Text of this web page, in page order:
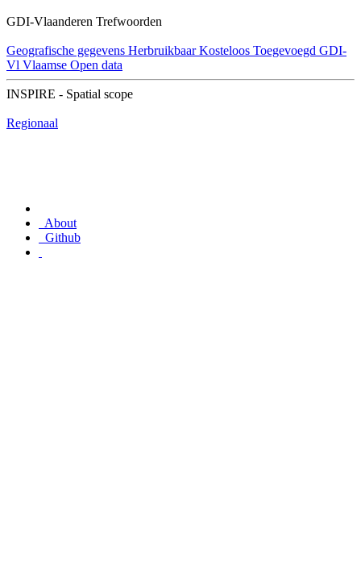
GDI-Vlaanderen Trefwoorden
Geografische gegevens Herbruikbaar Kosteloos Toegevoegd GDI-
Vl Vlaamse Open data
INSPIRE - Spatial scope
Regionaal
About
Github